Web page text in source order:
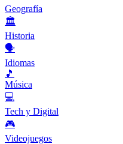
Geografía
🏛️
Historia
🗣️
Idiomas
🎵
Música
💻
Tech y Digital
🎮
Videojuegos